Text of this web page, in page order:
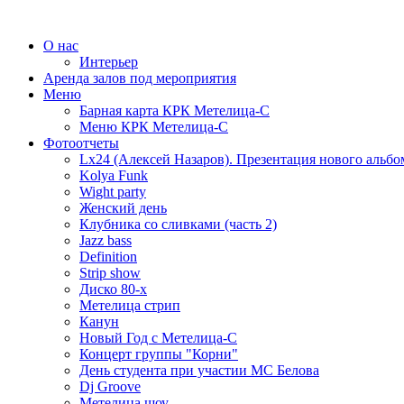
О нас
Интерьер
Аренда залов под мероприятия
Меню
Барная карта КРК Метелица-С
Меню КРК Метелица-С
Фотоотчеты
Lx24 (Алексей Назаров). Презентация нового
Kolya Funk
Wight party
Женский день
Клубника со сливками (часть 2)
Jazz bass
Definition
Strip show
Диско 80-х
Метелица стрип
Канун
Новый Год с Метелица-С
Концерт группы "Корни"
День студента при участии МС Белова
Dj Groove